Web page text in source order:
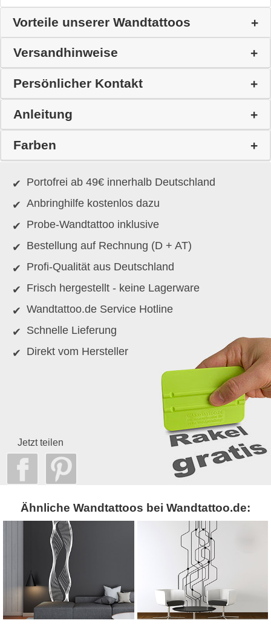
Vorteile unserer Wandtattoos
Versandhinweise
Persönlicher Kontakt
Anleitung
Farben
Portofrei ab 49€ innerhalb Deutschland
Anbringhilfe kostenlos dazu
Probe-Wandtattoo inklusive
Bestellung auf Rechnung (D + AT)
Profi-Qualität aus Deutschland
Frisch hergestellt - keine Lagerware
Wandtattoo.de Service Hotline
Schnelle Lieferung
Direkt vom Hersteller
Jetzt teilen
Ähnliche Wandtattoos bei Wandtattoo.de: